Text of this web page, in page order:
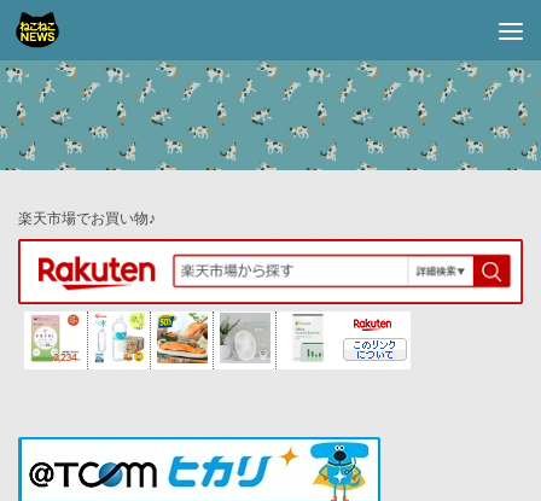
コンテンツへスキップ
楽天市場でお買い物♪